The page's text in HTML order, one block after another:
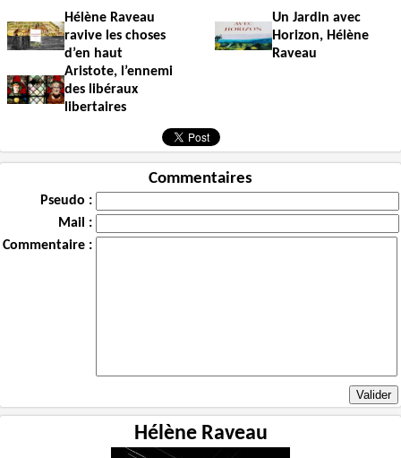
Hélène Raveau
ravive les choses
d’en haut
Un Jardin avec
Horizon, Hélène
Raveau
Aristote, l’ennemi
des libéraux
libertaires
Commentaires
Pseudo :
Mail :
Commentaire :
Hélène Raveau